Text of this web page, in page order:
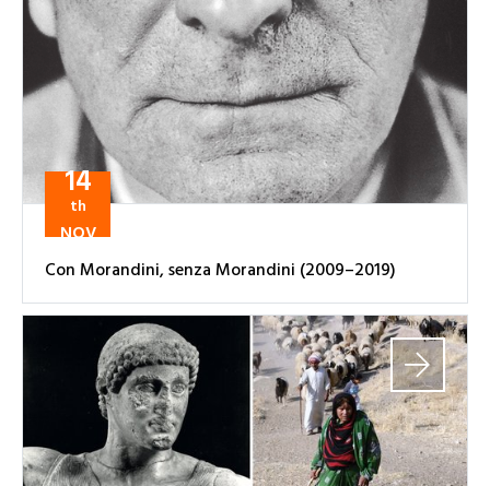
14
th
NOV
Con Morandini, senza Morandini (2009–2019)